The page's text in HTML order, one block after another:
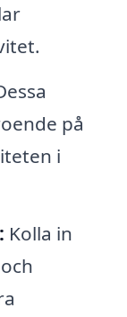
på
i
Kolla in